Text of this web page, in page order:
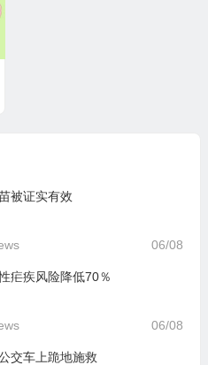
被证实有效
06/08
疟疾风险降低70％
06/08
交车上跪地施救